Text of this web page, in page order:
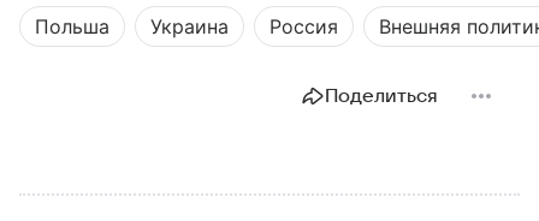
Польша Украина Россия Внешняя
Поделиться